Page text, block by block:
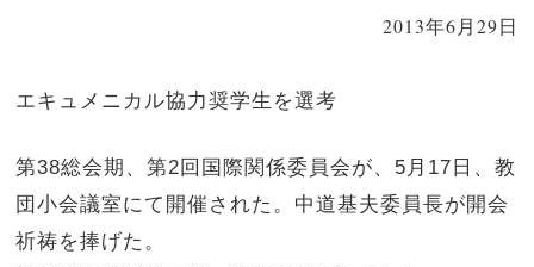
2013年6月29日
エキュメニカル協力奨学生を選考
第38総会期、第2回国際関係委員会が、5月17日、教
団小会議室にて開催された。中道基夫委員長が開会
祈祷を捧げた。